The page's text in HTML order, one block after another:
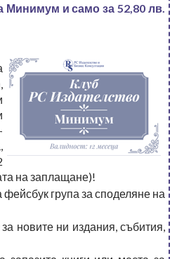
Минимум и само за 52,80 лв.
на заплащане)!
група за споделяне на
новите ни издания, събития,